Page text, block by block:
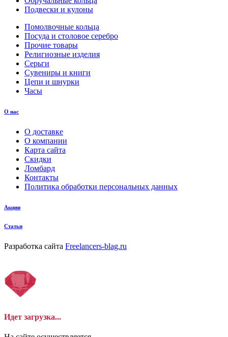
22-27
22.5
23
23-26
23.5
24
24.5
25
25-26
27
28
ловец снов
лошадки и единороги
лягушки
медведь
музыка
овал
один камень
пауки
прямоугольник
птицы
растительный мир
Подвески и кулоны
Помолвочные кольца
Посуда и столовое серебро
Прочие товары
Религиозные изделия
Серьги
Сувениры и книги
Цепи и шнурки
Часы
О нас
О доставке
О компании
Карта сайта
Скидки
Ломбард
Контакты
Политика обработки персональных данных
Акции
Статьи
Разработка сайта Freelancers-blag.ru
Идет загрузка...